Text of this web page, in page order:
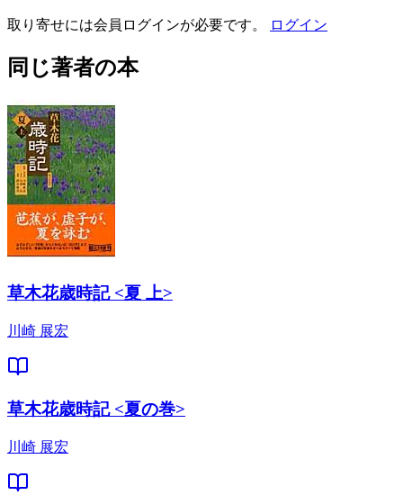
取り寄せには会員ログインが必要です。 ログイン
同じ著者の本
草木花歳時記 <夏 上>
川崎 展宏
草木花歳時記 <夏の巻>
川崎 展宏